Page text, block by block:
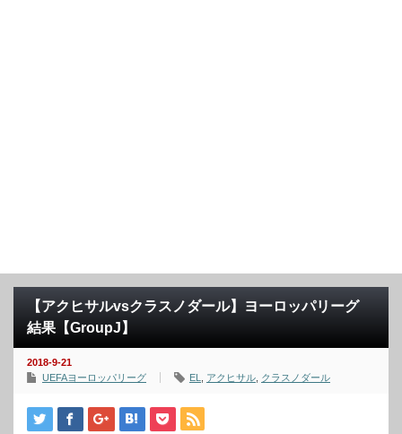
【アクヒサルvsクラスノダール】ヨーロッパリーグ
結果【GroupJ】
2018-9-21
UEFAヨーロッパリーグ
EL アクヒサル クラスノダール